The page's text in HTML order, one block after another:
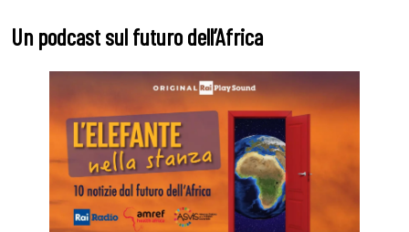
Un podcast sul futuro dell’Africa